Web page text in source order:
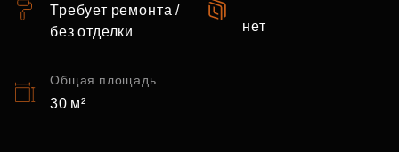
Требует ремонта /
без отделки
нет
Общая площадь
30 м²